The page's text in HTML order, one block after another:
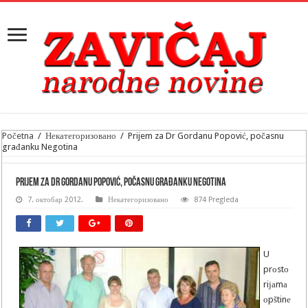
Početna / Некатегоризовано / Prijem za Dr Gordanu Popović, počasnu
građanku Negotina
Prijem za Dr Gordanu Popović, počasnu građanku Negotina
7. октобар 2012. Некатегоризовано 874 Pregleda
U
prоstо
riјаmа
оpštinе